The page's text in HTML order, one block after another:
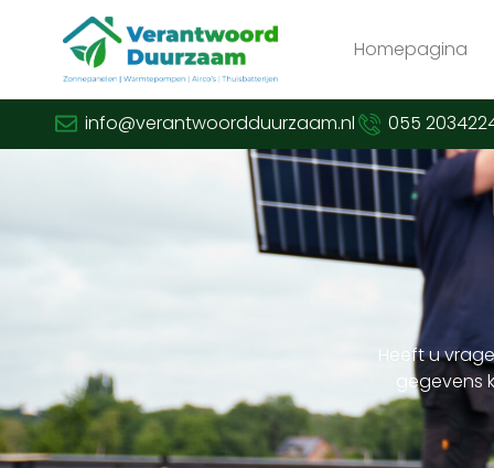
Homepagina
info@verantwoordduurzaam.nl 055
Heeft u
gegevens